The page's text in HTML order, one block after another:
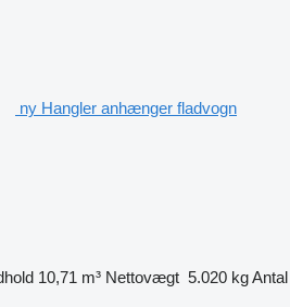
ny Hangler anhænger fladvogn
10,71 m³ Nettovægt 5.020 kgAntal